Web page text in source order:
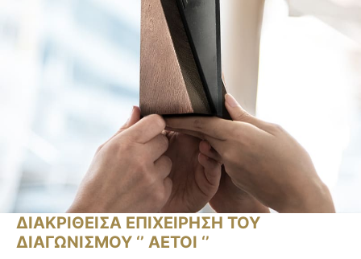
ΔΙΑΚΡΙΘΕΙΣΑ ΕΠΙΧΕΙΡΗΣΗ ΤΟΥ
ΔΙΑΓΩΝΙΣΜΟΥ ‘’ ΑΕΤΟΙ ‘’